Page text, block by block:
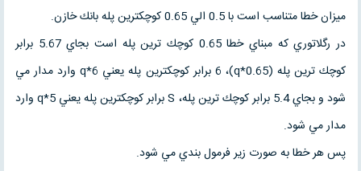
ميزان خطا متناسب است با 0.5 الي 0.65 كوچكترين پله بانك خازن.
در رگلاتوري كه مبناي خطا 0.65 كوچك ترين پله است بجاي 5.67 برابر
كوچك ترين پله (0.65*q)، 6 برابر كوچكترين پله يعني 6*q وارد مدار مي
شود و بجاي 5.4 برابر كوچك ترين پله، S برابر كوچكترين پله يعني 5*q وارد
مدار مي شود.
پس هر خطا به صورت زير فرمول بندي مي شود.